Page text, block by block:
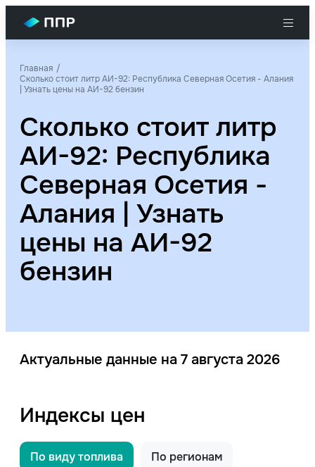
Главная
Сколько стоит литр АИ-92: Республика Северная Осетия - Алания
| Узнать цены на АИ-92 бензин
Сколько стоит литр
АИ-92: Республика
Северная Осетия -
Алания | Узнать
цены на АИ-92
бензин
Актуальные данные на 7 августа 2026
Индексы цен
По виду топлива По регионам